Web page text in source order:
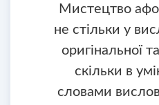
Мистецтво
не стільки у
оригінальної
скільки в
словами